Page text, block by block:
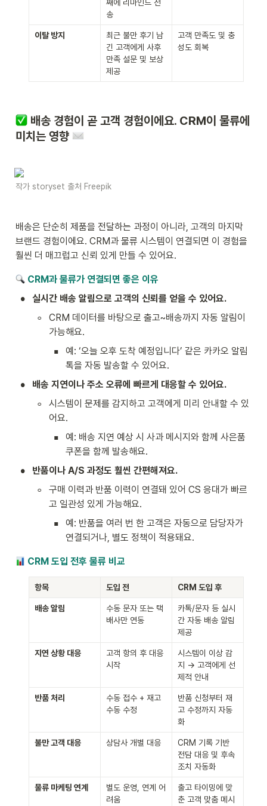
째에 리마인드 전
송
이탈 방지
최근 불만 후기 남
긴 고객에게 사후
만족 설문 및 보상
제공
고객 만족도 및 충
성도 회복
배송 경험이 곧 고객 경험이에요. CRM이 물류에
미치는 영향
작가 storyset 출처 Freepik
배송은 단순히 제품을 전달하는 과정이 아니라, 고객의 마지막
브랜드 경험이에요. CRM과 물류 시스템이 연결되면 이 경험을
훨씬 더 매끄럽고 신뢰 있게 만들 수 있어요.
CRM과 물류가 연결되면 좋은 이유
• 실시간 배송 알림으로 고객의 신뢰를 얻을 수 있어요.
◦
CRM 데이터를 바탕으로 출고~배송까지 자동 알림이
가능해요.
▪
예: ‘오늘 오후 도착 예정입니다’ 같은 카카오 알림
톡을 자동 발송할 수 있어요.
• 배송 지연이나 주소 오류에 빠르게 대응할 수 있어요.
◦
시스템이 문제를 감지하고 고객에게 미리 안내할 수 있
어요.
▪
예: 배송 지연 예상 시 사과 메시지와 함께 사은품
쿠폰을 함께 발송해요.
• 반품이나 A/S 과정도 훨씬 간편해져요.
◦
구매 이력과 반품 이력이 연결돼 있어 CS 응대가 빠르
고 일관성 있게 가능해요.
▪
예: 반품을 여러 번 한 고객은 자동으로 담당자가
연결되거나, 별도 정책이 적용돼요.
CRM 도입 전후 물류 비교
항목 도입 전 CRM 도입 후
배송 알림
수동 문자 또는 택
배사만 연동
카톡/문자 등 실시
간 자동 배송 알림
제공
지연 상황 대응
고객 항의 후 대응
시작
시스템이 이상 감
지 → 고객에게 선
제적 안내
반품 처리
수동 접수 + 재고
수동 수정
반품 신청부터 재
고 수정까지 자동
화
불만 고객 대응 상담사 개별 대응
CRM 기록 기반
전담 대응 및 후속
조치 자동화
물류 마케팅 연계
별도 운영, 연계 어
려움
출고 타이밍에 맞
춘 고객 맞춤 메시